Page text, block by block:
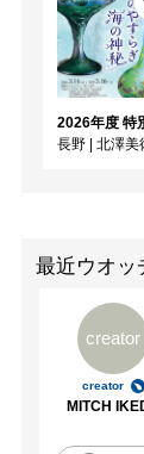
長野 | 北澤美
最近ウオッ
creator
creator
MITCH